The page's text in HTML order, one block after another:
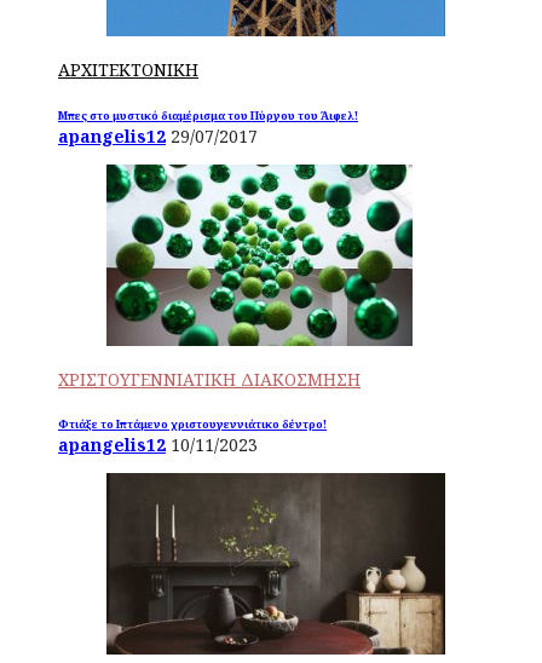
ΑΡΧΙΤΕΚΤΟΝΙΚΗ
Μπες στο μυστικό διαμέρισμα του Πύργου του Άιφελ!
apangelis12 29/07/2017
ΧΡΙΣΤΟΥΓΕΝΝΙΑΤΙΚΗ ΔΙΑΚΟΣΜΗΣΗ
Φτιάξε το Ιπτάμενο χριστουγεννιάτικο δέντρο!
apangelis12 10/11/2023